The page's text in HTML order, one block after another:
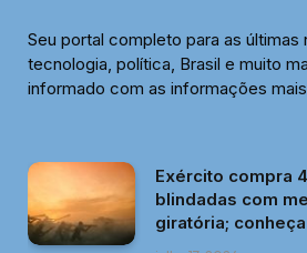
Seu portal completo para as últimas
tecnologia, política, Brasil e muito
informado com as informações
Exército compra
blindadas com
giratória; conheça